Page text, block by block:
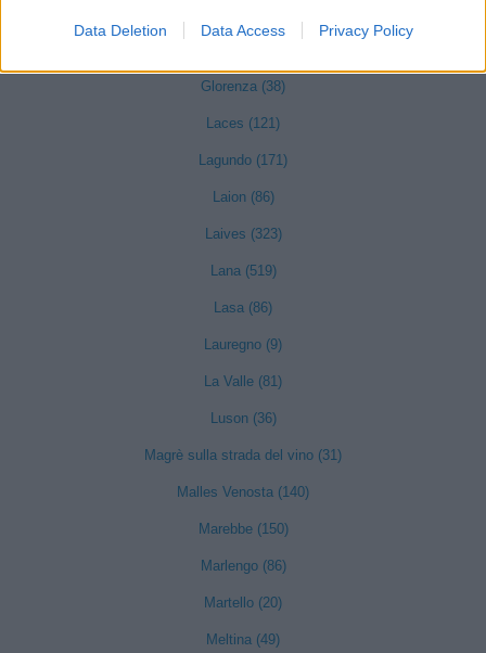
Data Deletion Data Access Privacy Policy
Glorenza (38)
Laces (121)
Lagundo (171)
Laion (86)
Laives (323)
Lana (519)
Lasa (86)
Lauregno (9)
La Valle (81)
Luson (36)
Magrè sulla strada del vino (31)
Malles Venosta (140)
Marebbe (150)
Marlengo (86)
Martello (20)
Meltina (49)